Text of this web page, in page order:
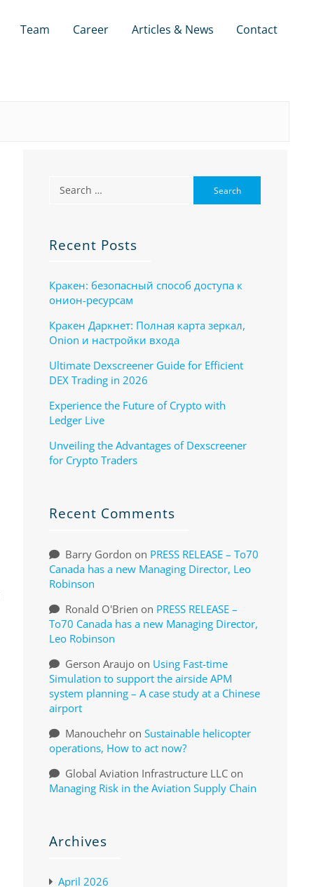
Team Career Articles & News Contact
Recent Posts
Кракен: безопасный способ доступа к
онион-ресурсам
Кракен Даркнет: Полная карта зеркал,
Onion и настройки входа
Ultimate Dexscreener Guide for Efficient
DEX Trading in 2026
Experience the Future of Crypto with
Ledger Live
Unveiling the Advantages of Dexscreener
for Crypto Traders
Recent Comments
Barry Gordon on PRESS RELEASE – To70
Canada has a new Managing Director, Leo
Robinson
Ronald O'Brien on PRESS RELEASE –
To70 Canada has a new Managing Director,
Leo Robinson
Gerson Araujoon Using Fast-time
Simulation to support the airside APM
system planning – A case study at a Chinese
airport
Manouchehron Sustainable helicopter
operations, How to act now?
Global Aviation Infrastructure LLCon
Managing Risk in the Aviation Supply Chain
Archives
April 2026